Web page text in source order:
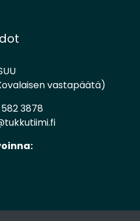
vastapäätä)
3878